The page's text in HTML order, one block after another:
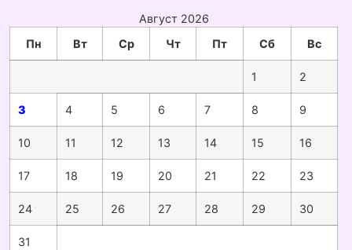
Август 2026
Пн
Вт Ср Чт Пт Сб Вс
1 2
3 4 5 6 7 8 9
10 11 12 13 14 15 16
17 18 19 20 21 22 23
24 25 26 27 28 29 30
31